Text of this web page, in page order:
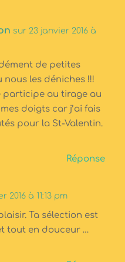
sur 23 janvier 2016 à
de petites
nous les déniches !!!
participe au tirage au
doigts car j’ai fais
pour la St-Valentin.
Réponse
2016 à 11:13 pm
Ta sélection est
tout en douceur …